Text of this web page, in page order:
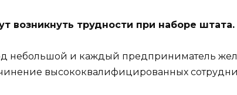
возникнуть трудности при наборе штата.
небольшой и каждый предприниматель
высококвалифицированных